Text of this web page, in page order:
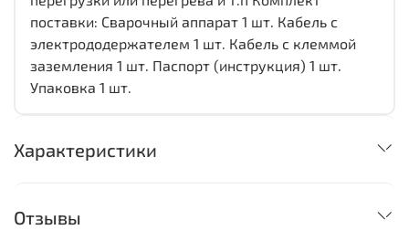
поставки: Сварочный аппарат 1 шт. Кабель с
электрододержателем 1 шт. Кабель с клеммой
заземления 1 шт. Паспорт (инструкция) 1 шт.
Упаковка 1 шт.
Характеристики
Отзывы